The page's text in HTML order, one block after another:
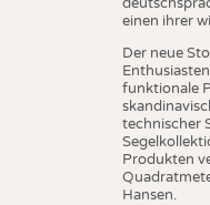
einen ihrer
Der neue
funktionale
technischer
Produkten
Hansen.